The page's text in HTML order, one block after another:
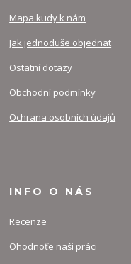
Mapa kudy k nám
Jak jednoduše objednat
Ostatní dotazy
Obchodní podmínky
Ochrana osobních údajů
INFO O NÁS
Recenze
Ohodnoťe naši práci